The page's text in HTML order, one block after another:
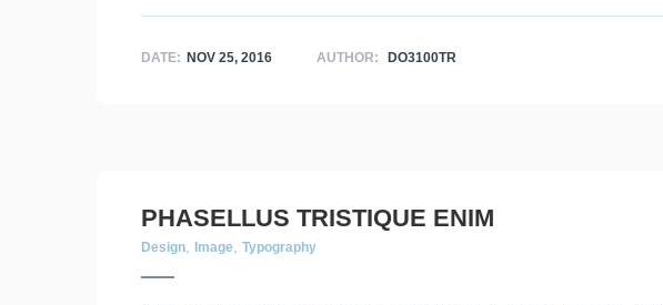
DATE: NOV 25, 2016 AUTHOR: DO3100TR
PHASELLUS TRISTIQUE ENIM
Design Image Typography